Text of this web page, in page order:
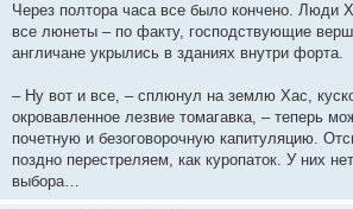
Через полтора часа все было кончено. Люди
все люнеты – по факту, господствующие
англичане укрылись в зданиях внутри форта.
– Ну вот и все, – сплюнул на землю Хас,
окровавленное лезвие томагавка, – теперь
почетную и безоговорочную капитуляцию.
поздно перестреляем, как куропаток. У них
выбора…